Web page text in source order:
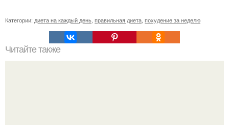
Категории: диета на каждый день правильная диета похудение за неделю
Читайте также